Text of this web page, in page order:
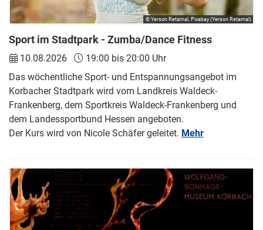
Sport im Stadtpark - Zumba/Dance Fitness
10.08.2026
19:00 bis 20:00 Uhr
Das wöchentliche Sport- und Entspannungsangebot im
Korbacher Stadtpark wird vom Landkreis Waldeck-
Frankenberg, dem Sportkreis Waldeck-Frankenberg und
dem Landessportbund Hessen angeboten.
Der Kurs wird von Nicole Schäfer geleitet. Mehr
© Yerson Retamal, Pixabay (Yerson Retamal)